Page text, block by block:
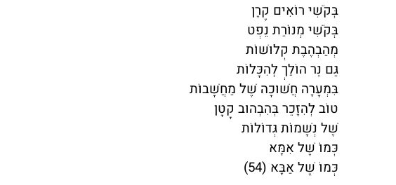
בְּקֹשִׁי רוֹאִים קֶרֶן
בְּקֹשִׁי מְנוֹרַת נֵפְט
מְהַבְהֶבֶת קְלוּשׁוֹת
גַּם נֵר הוֹלֵךְ לְהִכָּלוֹת
בִּמְעָרָה חֲשׁוּכָה שֶׁל מַחֲשָׁבוֹת
טוֹב לְהִזָּכֵר בְּהִבְהוּב קָטָן
שֶׁל נְשָׁמוֹת גְּדוֹלוֹת
כְּמוֹ שֶׁל אִמָּא
כְּמוֹ שֶׁל אַבָּא (54)